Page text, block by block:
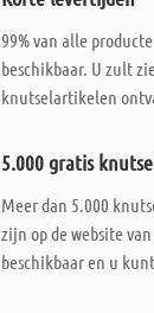
99% van alle
beschikbaar. U zult
knutselartikelen
5.000 gratis
Meer dan 5.000
zijn op de website
beschikbaar en u